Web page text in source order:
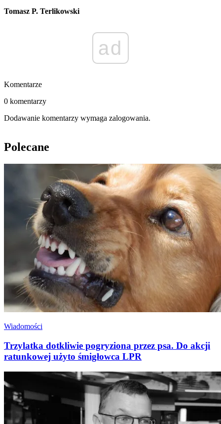
Tomasz P. Terlikowski
ad
Komentarze
0 komentarzy
Dodawanie komentarzy wymaga zalogowania.
Polecane
Wiadomości
Trzylatka dotkliwie pogryziona przez psa. Do akcji
ratunkowej użyto śmigłowca LPR